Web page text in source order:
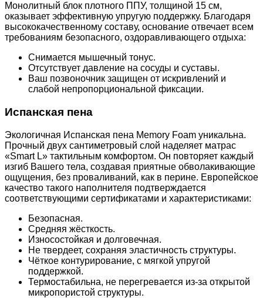
Монолитный блок плотного ППУ, толщиной 15 см,
оказывает эффективную упругую поддержку. Благодаря
высококачественному составу, основание отвечает всем
требованиям безопасного, оздоравливающего отдыха:
Снимается мышечный тонус.
Отсутствует давление на сосуды и суставы.
Ваш позвоночник защищен от искривлений и
слабой непропорциональной фиксации.
Испанская пена
Экологичная Испанская пена Memory Foam уникальна.
Прочный двух сантиметровый слой наделяет матрас
«Smart L» тактильным комфортом. Он повторяет каждый
изгиб Вашего тела, создавая приятные обволакивающие
ощущения, без проваливаний, как в перине. Европейское
качество такого наполнителя подтверждается
соответствующими сертификатами и характеристиками:
Безопасная.
Средняя жёсткость.
Износостойкая и долговечная.
Не твердеет, сохраняя эластичность структуры.
Чёткое контурирование, с мягкой упругой
поддержкой.
Термостабильна, не перегревается из-за открытой
микропористой структуры.